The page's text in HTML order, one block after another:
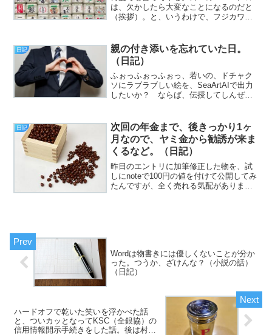
は、欠かしたら大変なことになるのだと
（挨拶）。と、いうわけで、フジカワで
いうことを、身をもって知った月曜日、
皆様いかがお過ごしでし...
日記
親の付き添いを忘れていた日。
（日記）
ふぉっふぉっふぉっ、若いの、ドチャク
ソにラブラブしい絵を、SeaArtAIで出力
したいか？ ならば、伝授してしんぜよ
恥ずかしがる、叫んでいる、泣いてい
る、...
日記
次回の年金まで、後きっかり1ヶ
月なので、ヤミ金から勧誘が来ま
くるなど。（日記）
昨日のエントリに加筆修正した物を、試
しにnoteで100円の値を付けて公開してみ
たんですが、全く売れる気配がありませ
Wordは物書きには優しくないことが分か
った。つうか、ざけんな？（小説の話）
（日記）
ハードオフで乾いた笑いを浮かべた話
と、ついカッとなってKSC（全銀協）の
信用情報開示手続きをした話。後は村上